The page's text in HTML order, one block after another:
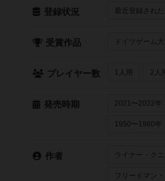
登録状況 最近登録された
受賞作品 ドイツゲーム大
プレイヤー数 1人用 2人用
発売時期 2021〜2022年
1950〜1980年
作者 ライナー・ク
フリードマン